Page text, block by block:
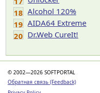
18 Alcohol 120%
19 AIDA64 Extreme
20 Dr.Web CureIt!
© 2002—2026 SOFTPORTAL
Обратная связь (Feedback)